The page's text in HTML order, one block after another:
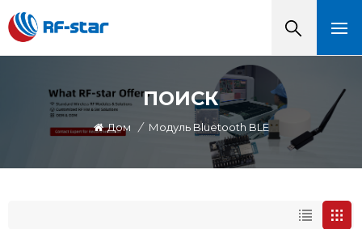
ПОИСК
Дом / Модуль Bluetooth BLE